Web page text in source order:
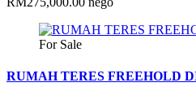
For Sale
RUMAH TERES FREEHOLD